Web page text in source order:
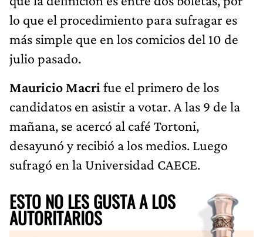
lo que el procedimiento para sufragar es
más simple que en los comicios del 10 de
julio pasado.
Mauricio Macri fue el primero de los
candidatos en asistir a votar. A las 9 de la
mañana, se acercó al café Tortoni,
desayunó y recibió a los medios. Luego
sufragó en la Universidad CAECE.
ESTO NO LES GUSTA A LOS
AUTORITARIOS